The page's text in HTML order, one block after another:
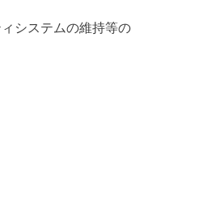
システムの維持等の